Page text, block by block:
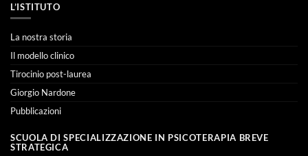
L’ISTITUTO
La nostra storia
Il modello clinico
Tirocinio post-laurea
Giorgio Nardone
Pubblicazioni
SCUOLA DI SPECIALIZZAZIONE IN PSICOTERAPIA BREVE
STRATEGICA